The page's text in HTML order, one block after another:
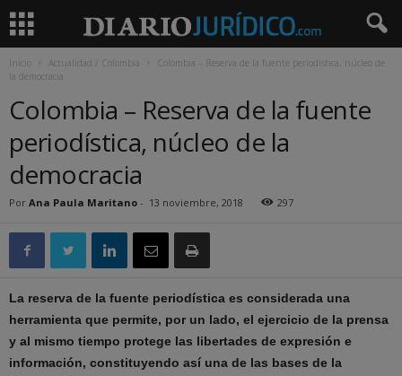
Inicio Actualidad / Colombia
Colombia – Reserva de la fuente periodística, núcleo de
la democracia
Colombia – Reserva de la fuente
periodística, núcleo de la
democracia
Por Ana Paula Maritano - 13 noviembre, 2018 297
La reserva de la fuente periodística es considerada una
herramienta que permite, por un lado, el ejercicio de la prensa
y al mismo tiempo protege las libertades de expresión e
información, constituyendo así una de las bases de la